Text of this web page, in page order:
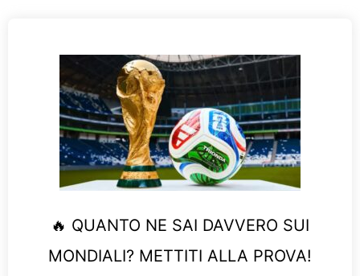
🔥 QUANTO NE SAI DAVVERO SUI
MONDIALI? METTITI ALLA PROVA!